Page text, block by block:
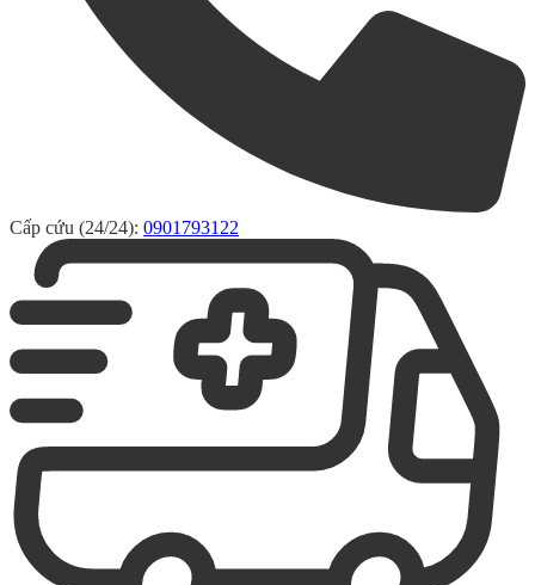
Cấp cứu (24/24): 0901793122